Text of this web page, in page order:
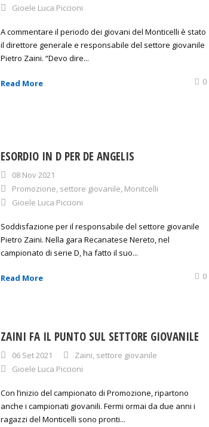
Gioele Luca Piccioni
A commentare il periodo dei giovani del Monticelli è stato
il direttore generale e responsabile del settore giovanile
Pietro Zaini. “Devo dire...
Read More 0
ESORDIO IN D PER DE ANGELIS
08 Nov 2021
Promozione, settore giovanile, Monitcelli
Gioele Luca Piccioni
Soddisfazione per il responsabile del settore giovanile
Pietro Zaini. Nella gara Recanatese Nereto, nel
campionato di serie D, ha fatto il suo...
Read More 0
ZAINI FA IL PUNTO SUL SETTORE GIOVANILE
06 Set 2021 Zaini, settore giovanile
Gioele Luca Piccioni
Con l’inizio del campionato di Promozione, ripartono
anche i campionati giovanili. Fermi ormai da due anni i
ragazzi del Monticelli sono pronti...